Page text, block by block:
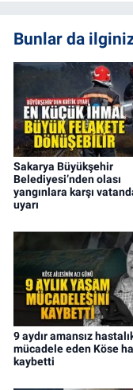
Bunlar da
Sakarya Büyükşehir
Belediyesi’nden olası
yangınlara karşı
uyarı
9 aydır amansız
mücadele eden Köse
kaybetti